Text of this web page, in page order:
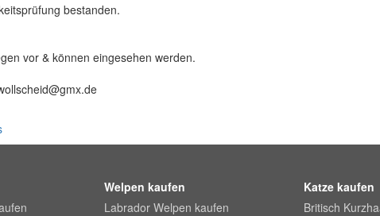
bestanden.
vor & können eingesehen werden.
Welpen kaufen
Labrador Welpen kaufen
Katze kaufen
Britisch